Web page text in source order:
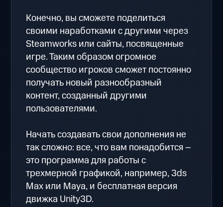
Конечно, вы сможете поделиться
своими наработками с другими через
Steamworks или сайты, посвященные
игре. Таким образом огромное
сообщество игроков сможет постоянно
получать новый разнообразный
контент, созданный другими
пользователями.
Начать создавать свои дополнения не
так сложно: все, что вам понадобится –
это программа для работы с
трехмерной графикой, например, 3ds
Max или Maya, и бесплатная версия
движка Unity3D.